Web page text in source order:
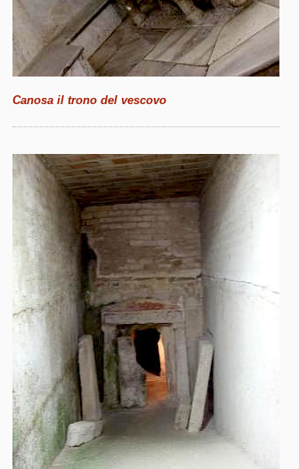
Canosa il trono del vescovo